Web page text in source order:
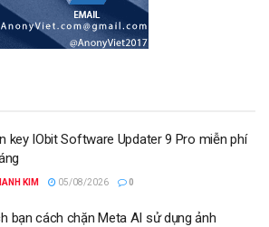
key IObit Software Updater 9 Pro miễn phí
KIM 05/08/2026 0
bạn cách chặn Meta AI sử dụng ảnh